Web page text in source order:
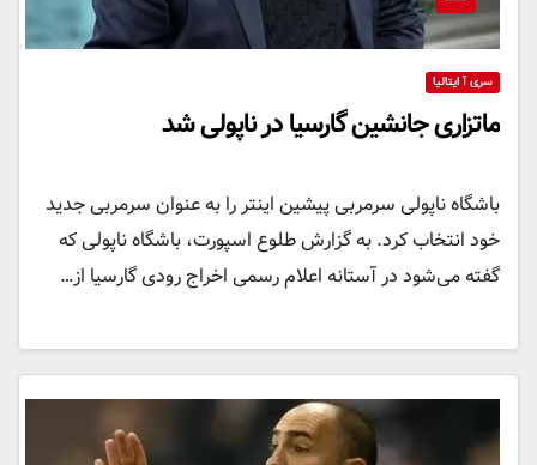
سری آ ایتالیا
ماتزاری جانشین گارسیا در ناپولی شد
باشگاه ناپولی سرمربی پیشین اینتر را به عنوان سرمربی جدید
خود انتخاب کرد. به گزارش طلوع اسپورت، باشگاه ناپولی که
گفته می‌شود در آستانه اعلام رسمی اخراج رودی گارسیا از…